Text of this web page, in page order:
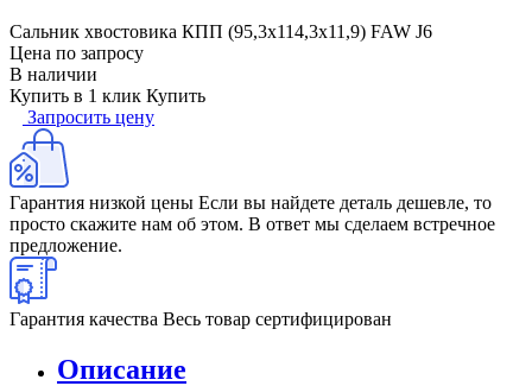
Сальник хвостовика КПП (95,3х114,3х11,9) FAW J6
Цена по запросу
В наличии
Купить в 1 клик Купить
Запросить цену
Гарантия низкой цены Если вы найдете деталь дешевле, то
просто скажите нам об этом. В ответ мы сделаем встречное
предложение.
Гарантия качества Весь товар сертифицирован
Описание